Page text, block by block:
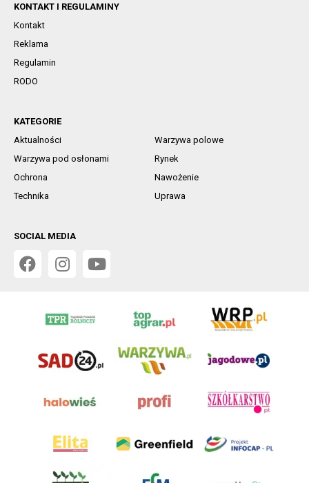
KONTAKT I REGULAMINY
Kontakt
Reklama
Regulamin
RODO
KATEGORIE
Aktualności
Warzywa polowe
Warzywa pod osłonami
Rynek
Ochrona
Nawożenie
Technika
Uprawa
SOCIAL MEDIA